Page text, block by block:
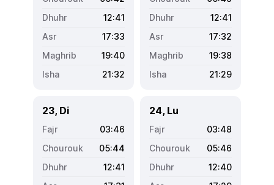
12:41
17:33
19:40
21:32
12:41
17:32
19:38
21:29
23, Di
03:46
05:44
12:41
24, Lu
03:48
05:46
12:40